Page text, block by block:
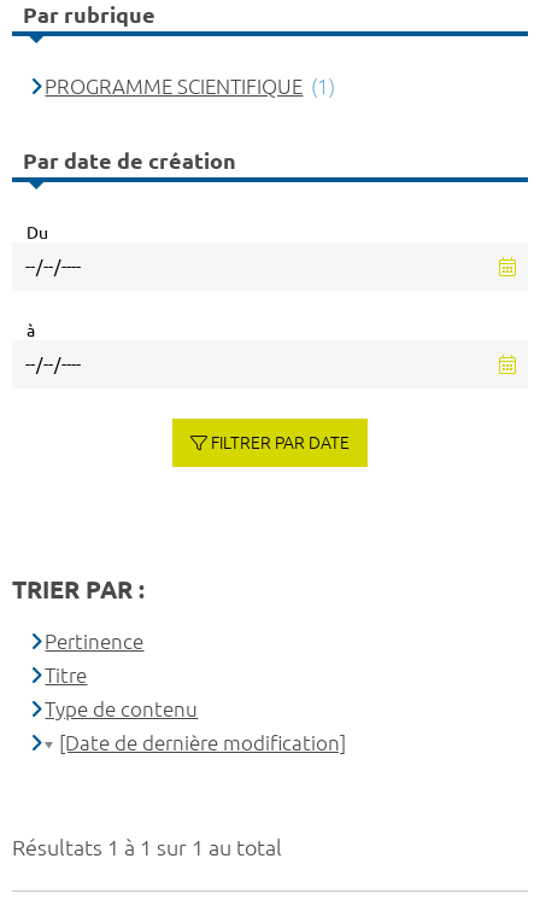
Résultats 1 à 1 sur 1 au total
Par rubrique
PROGRAMME SCIENTIFIQUE (1)
Par date de création
Du
à
FILTRER PAR DATE
TRIER PAR :
Pertinence
Titre
Type de contenu
[Date de dernière modification]